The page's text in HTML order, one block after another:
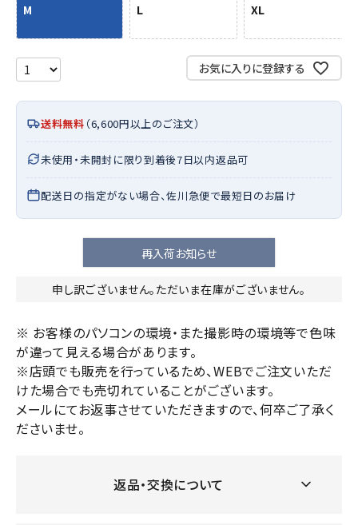
M L XL
お気に入りに登録する
送料無料 （6,600円以上のご注文）
未使用・未開封に限り到着後7日以内返品可
配送日の指定がない場合、佐川急便で最短日のお届け
再入荷お知らせ
申し訳ございません。ただいま在庫がございません。
※ お客様のパソコンの環境・また撮影時の環境等で色味
が違って見える場合があります。
※店頭でも販売を行っているため、WEBでご注文いただ
けた場合でも売切れていることがございます。
メールにてお返事させていただきますので、何卒ご了承く
ださいませ。
返品・交換について